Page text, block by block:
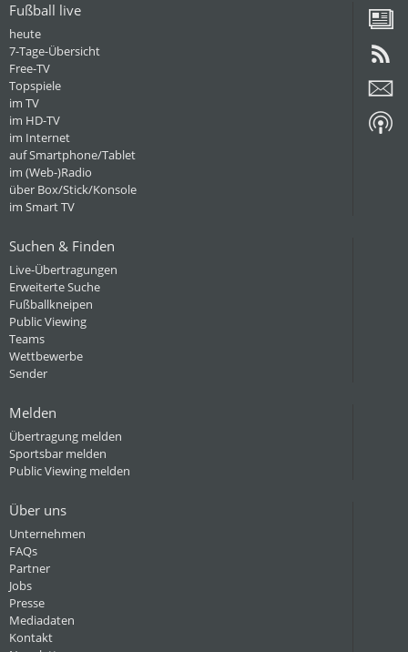
Fußball live
heute
7-Tage-Übersicht
Free-TV
Topspiele
im TV
im HD-TV
im Internet
auf Smartphone/Tablet
im (Web-)Radio
über Box/Stick/Konsole
im Smart TV
Suchen & Finden
Live-Übertragungen
Erweiterte Suche
Fußballkneipen
Public Viewing
Teams
Wettbewerbe
Sender
Melden
Übertragung melden
Sportsbar melden
Public Viewing melden
Über uns
Unternehmen
FAQs
Partner
Jobs
Presse
Mediadaten
Kontakt